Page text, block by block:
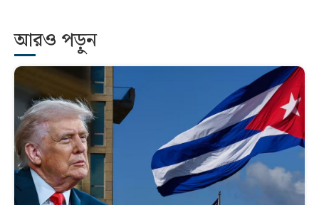
আরও পড়ুন